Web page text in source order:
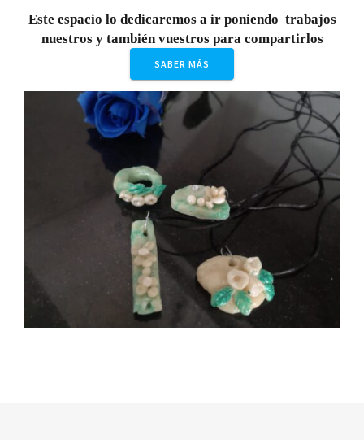
Este espacio lo dedicaremos a ir poniendo trabajos
nuestros y también vuestros para compartirlos
SABER MÁS